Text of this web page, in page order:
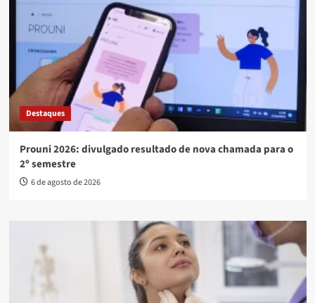
Destaques
Prouni 2026: divulgado resultado de nova chamada para o
2º semestre
6 de agosto de 2026